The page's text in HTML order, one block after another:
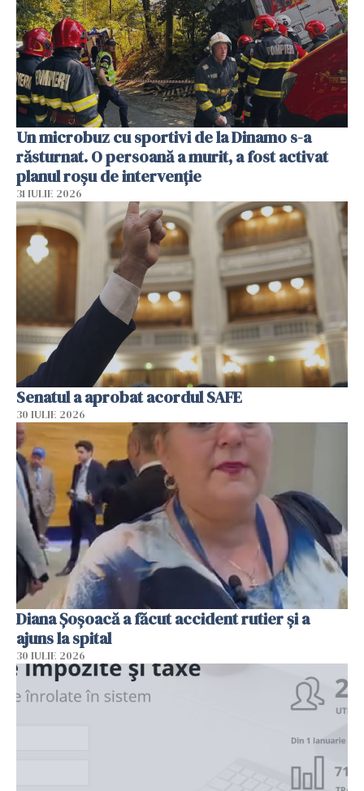
Un microbuz cu sportivi de la Dinamo s-a
răsturnat. O persoană a murit, a fost activat
planul roșu de intervenție
31 IULIE 2026
Senatul a aprobat acordul SAFE
30 IULIE 2026
Diana Șoșoacă a făcut accident rutier și a
ajuns la spital
30 IULIE 2026